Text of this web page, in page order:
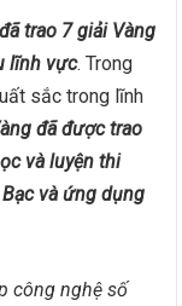
trao 7 giải Vàng
lĩnh vực. Trong
sắc trong lĩnh
đã được trao
và luyện thi
và ứng dụng
công nghệ số